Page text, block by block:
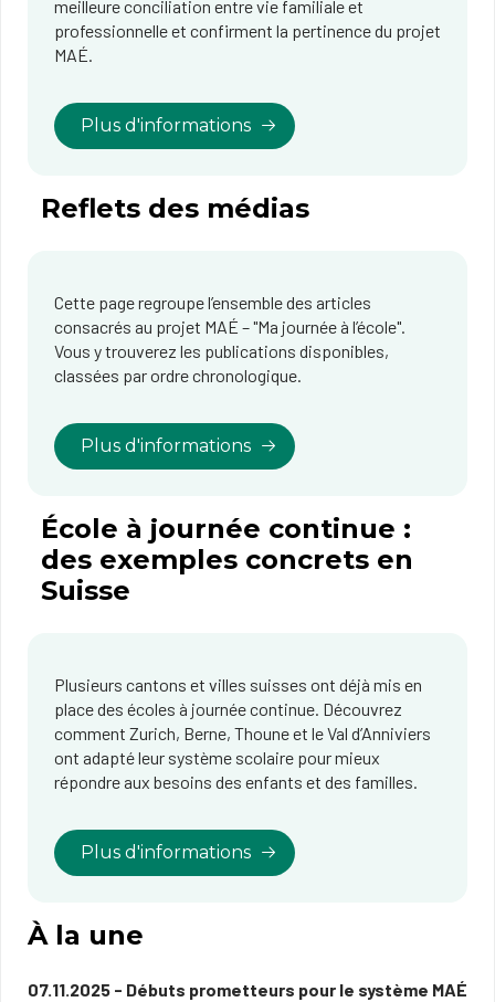
meilleure conciliation entre vie familiale et
professionnelle et confirment la pertinence du projet
MAÉ.
Plus d'informations
Reflets des médias
Cette page regroupe l’ensemble des articles
consacrés au projet MAÉ – "Ma journée à l’école".
Vous y trouverez les publications disponibles,
classées par ordre chronologique.
Plus d'informations
École à journée continue :
des exemples concrets en
Suisse
Plusieurs cantons et villes suisses ont déjà mis en
place des écoles à journée continue. Découvrez
comment Zurich, Berne, Thoune et le Val d’Anniviers
ont adapté leur système scolaire pour mieux
répondre aux besoins des enfants et des familles.
Plus d'informations
À la une
07.11.2025 - Débuts prometteurs pour le système MAÉ